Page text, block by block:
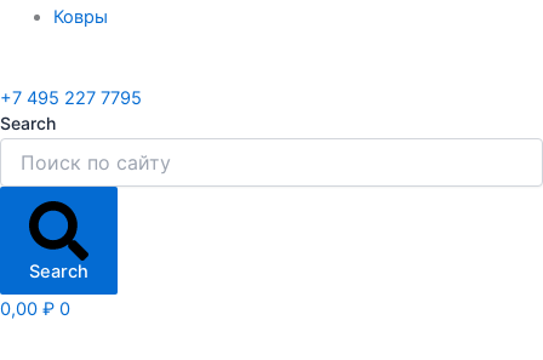
Ковры
+7 495 227 7795
Search
Search
0,00 ₽ 0